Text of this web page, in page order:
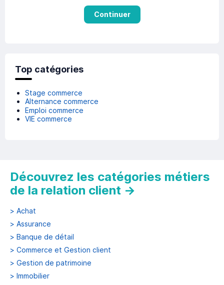
Continuer
Top catégories
Stage commerce
Alternance commerce
Emploi commerce
VIE commerce
Découvrez les catégories métiers
de la relation client →
> Achat
> Assurance
> Banque de détail
> Commerce et Gestion client
> Gestion de patrimoine
> Immobilier